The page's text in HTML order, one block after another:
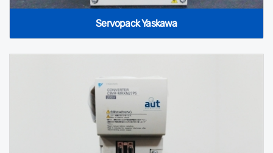
Servopack Yaskawa